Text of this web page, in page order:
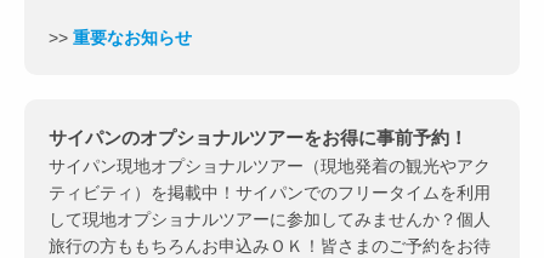
>> 重要なお知らせ
サイパンのオプショナルツアーをお得に事前予約！
サイパン現地オプショナルツアー（現地発着の観光やアク
ティビティ）を掲載中！サイパンでのフリータイムを利用
して現地オプショナルツアーに参加してみませんか？個人
旅行の方ももちろんお申込みＯＫ！皆さまのご予約をお待